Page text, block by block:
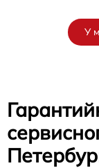
У